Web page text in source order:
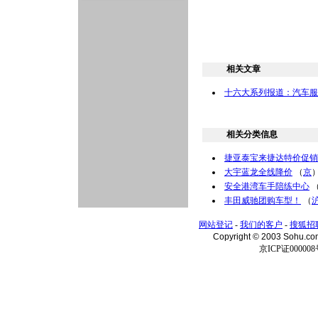
相关文章
十六大系列报道：汽车
相关分类信息
捷亚泰宝来捷达特价促销
大宇蓝龙全线降价 （京
安全港湾车手陪练中心
丰田威驰团购车型！
（
网站登记 - 我们的客户 - 搜狐招
Copyright © 2003
京ICP证